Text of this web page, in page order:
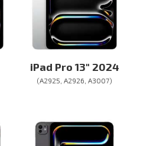
iPad Pro 13″ 2024
(A2925, A2926, A3007)